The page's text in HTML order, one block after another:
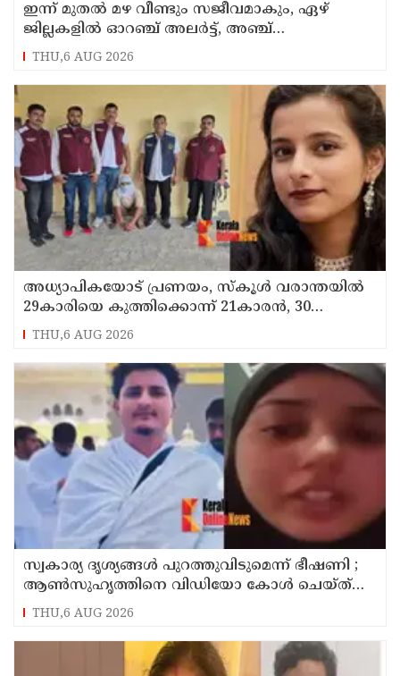
ഇന്ന് മുതല്‍ മഴ വീണ്ടും സജീവമാകും, ഏഴ്
ജില്ലകളില്‍ ഓറഞ്ച് അലര്‍ട്ട്, അഞ്ച്
താലൂക്കുകളില്‍ അവധി
THU,6 AUG 2026
അധ്യാപികയോട് പ്രണയം, സ്‌കൂള്‍ വരാന്തയില്‍
29കാരിയെ കുത്തിക്കൊന്ന് 21കാരന്‍, 30
സെക്കന്റില്‍ 34 തവണ കുത്തിയെന്ന് പൊലീസ്
THU,6 AUG 2026
സ്വകാര്യ ദൃശ്യങ്ങള്‍ പുറത്തുവിടുമെന്ന് ഭീഷണി ;
ആണ്‍സുഹൃത്തിനെ വിഡിയോ കോള്‍ ചെയ്ത്
യുവതി ജീവനൊടുക്കി
THU,6 AUG 2026